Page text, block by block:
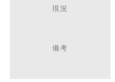
現況
備考